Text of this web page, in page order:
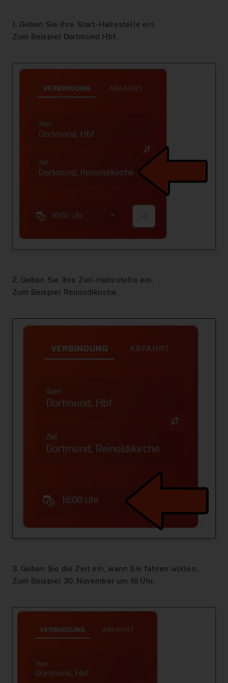
1. Geben Sie Ihre Start-Haltestelle ein.
Zum Beispiel Dortmund Hbf.
2. Geben Sie Ihre Ziel-Haltestelle ein.
Zum Beispiel Reinoldikirche.
3. Geben Sie die Zeit ein, wann Sie fahren wollen.
Zum Beispiel 30. November um 16 Uhr.